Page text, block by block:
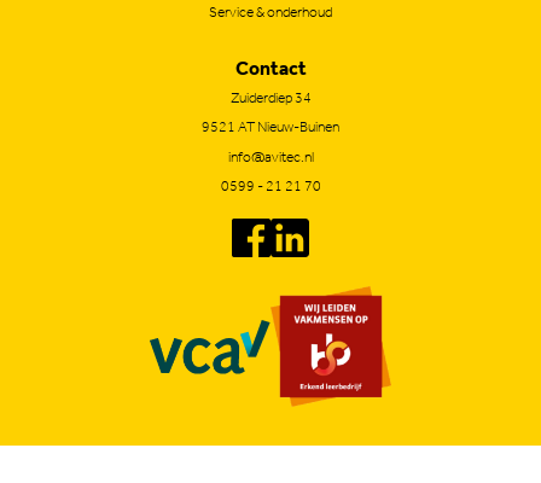
Service & onderhoud
Contact
Zuiderdiep 34
9521 AT Nieuw-Buinen
info@avitec.nl
0599 - 21 21 70